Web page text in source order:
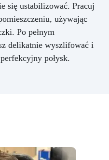
się ustabilizować. Pracuj
używając
Po pełnym
delikatnie wyszlifować i
połysk.